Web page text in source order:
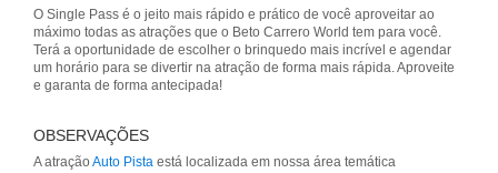
O Single Pass é o jeito mais rápido e prático de você aproveitar ao
máximo todas as atrações que o Beto Carrero World tem para você.
Terá a oportunidade de escolher o brinquedo mais incrível e agendar
um horário para se divertir na atração de forma mais rápida. Aproveite
e garanta de forma antecipada!
OBSERVAÇÕES
A atração Auto Pista está localizada em nossa área temática